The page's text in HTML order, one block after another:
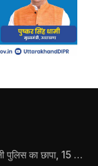
Delhi News: इंद्रपुरी में अवैध जुए के अड्डे पर दिल्ली पुलिस का छापा, 15 जुआरियों को पकड़ा; ₹3.61 लाख नकद और अन्य सामान बरामद